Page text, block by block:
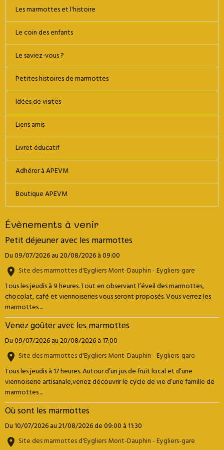
Les marmottes et l'histoire
Le coin des enfants
Le saviez-vous ?
Petites histoires de marmottes
Idées de visites
Liens amis
Livret éducatif
Adhérer à APEVM
Boutique APEVM
Évènements à venir
Petit déjeuner avec les marmottes
Du 09/07/2026au 20/08/2026à 09:00
Site des marmottes d'Eygliers Mont-Dauphin - Eygliers-gare
Tous les jeudis à 9 heures. Tout en observant l’éveil des marmottes,
chocolat, café et viennoiseries vous seront proposés. Vous verrez les
marmottes ...
Venez goûter avec les marmottes
Du 09/07/2026au 20/08/2026à 17:00
Site des marmottes d'Eygliers Mont-Dauphin - Eygliers-gare
Tous les jeudis à 17 heures. Autour d’un jus de fruit local et d’une
viennoiserie artisanale,venez découvrir le cycle de vie d’une famille de
marmottes ...
Où sont les marmottes
Du 10/07/2026au 21/08/2026de 09:00à 11:30
Site des marmottes d'Eygliers Mont-Dauphin - Eygliers-gare